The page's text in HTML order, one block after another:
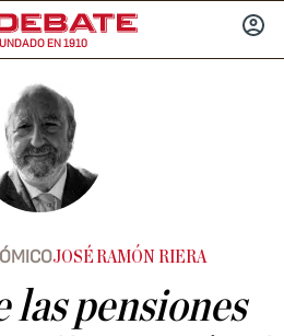
EN 1910
JOSÉ RAMÓN RIERA
las pensiones